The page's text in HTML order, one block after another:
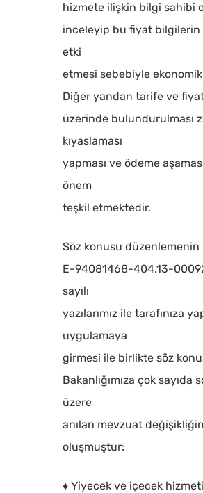
Kapatmak için arama veya
hizmete ilişkin bilgi sahibi
inceleyip bu fiyat bilgilerin
etki
etmesi sebebiyle
Diğer yandan tarife ve
üzerinde bulundurulması
kıyaslaması
yapması ve ödeme
önem
teşkil etmektedir.
Söz konusu düzenlemenin
E-94081468-404.13-
sayılı
yazılarımız ile tarafınıza
uygulamaya
girmesi ile birlikte söz
Bakanlığımıza çok
üzere
anılan mevzuat
oluşmuştur:
♦ Yiyecek ve içecek